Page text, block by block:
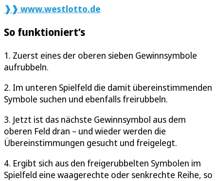
❱❱ www.westlotto.de
So funktioniert’s
1. Zuerst eines der oberen sieben Gewinnsymbole
aufrubbeln.
2. Im unteren Spielfeld die damit übereinstimmenden
Symbole suchen und ebenfalls freirubbeln.
3. Jetzt ist das nächste Gewinnsymbol aus dem
oberen Feld dran – und wieder werden die
Übereinstimmungen gesucht und freigelegt.
4. Ergibt sich aus den freigerubbelten Symbolen im
Spielfeld eine waagerechte oder senkrechte Reihe, so